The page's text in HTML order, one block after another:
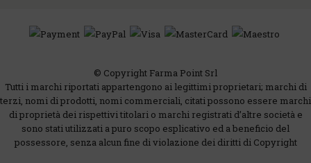
© Copyright Farma Point Srl
Tutti i marchi riportati appartengono ai legittimi proprietari; marchi di
terzi, nomi di prodotti, nomi commerciali, citati possono essere marchi
di proprietà dei rispettivi titolari o marchi registrati d’altre società e
sono stati utilizzati a puro scopo esplicativo ed a beneficio del
possessore, senza alcun fine di violazione dei diritti di Copyright